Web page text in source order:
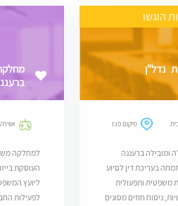
הוגשו
נדל"ן
מיקום פגז
ומובילה ברעננה
בעריכת דין לסיוע
משפטית ותפעולית
ניסוח חוזים מסוגים
למחלקה
העוסקת
ליועץ
לפעילות